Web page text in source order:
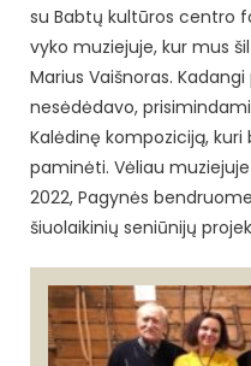
su Babtų kultūros centro
vyko muziejuje, kur mus
Marius Vaišnoras.
nesėdėdavo,
Kalėdinę kompoziciją,
paminėti. Vėliau muziejuje
2022, Pagynės
šiuolaikinių seniūnijų